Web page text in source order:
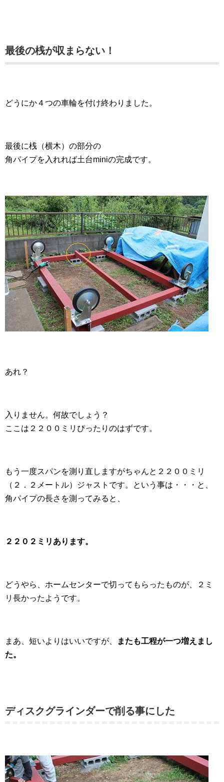
最後の桟が収まらない！
どうにか４つの車輪を付け終わりました。
最後に桟（横木）の部分の
角パイプを入れれば土台miniの完成です。
あれ？
入りません。何故でしょう？
ここは２２００ミリぴったりのはずです。
もう一度スパンを測り直しますがちゃんと２２００ミリ
（２．２メートル）ジャストです。という事は・・・と、
角パイプの長さを測ってみると、
２２０２ミリあります。
どうやら、ホームセンターで切ってもらったものが、２ミ
リ長かったようです。
まあ、短いよりはいいですが、
またも工程が一つ増えまし
た。
ディスクグラインダーで削る事にした